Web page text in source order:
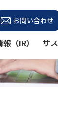
お問い合わせ
（IR） サ